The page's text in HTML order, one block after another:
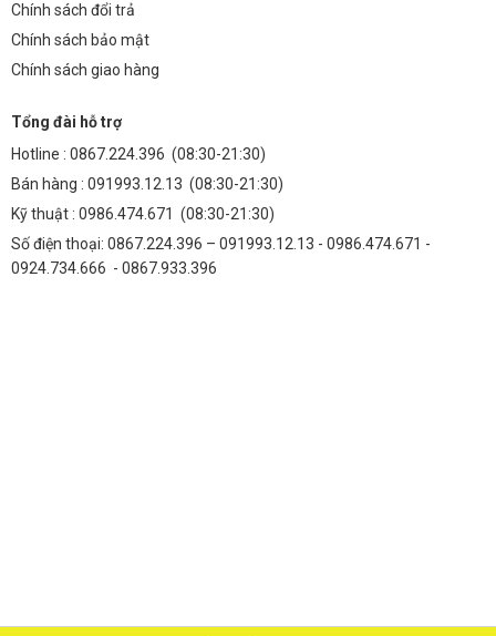
Chính sách đổi trả
Chính sách bảo mật
Chính sách giao hàng
Tổng đài hỗ trợ
Hotline : 0867.224.396 (08:30-21:30)
Bán hàng : 091993.12.13 (08:30-21:30)
Kỹ thuật : 0986.474.671 (08:30-21:30)
Số điện thoại: 0867.224.396 – 091993.12.13 - 0986.474.671 -
0924.734.666 - 0867.933.396